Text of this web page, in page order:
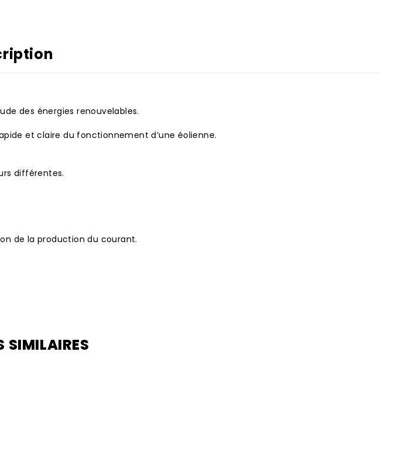
des énergies renouvelables.
et claire du fonctionnement d’une éolienne.
différentes.
de la production du courant.
SIMILAIRES